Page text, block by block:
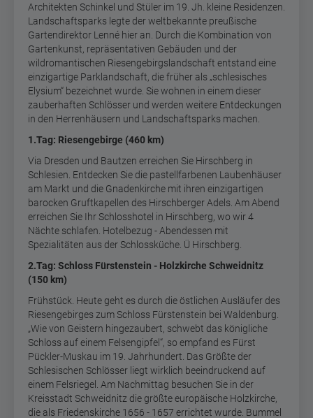
Architekten Schinkel und Stüler im 19. Jh. kleine Residenzen.
Landschaftsparks legte der weltbekannte preußische
Gartendirektor Lenné hier an. Durch die Kombination von
Gartenkunst, repräsentativen Gebäuden und der
wildromantischen Riesengebirgslandschaft entstand eine
einzigartige Parklandschaft, die früher als „schlesisches
Elysium“ bezeichnet wurde. Sie wohnen in einem dieser
zauberhaften Schlösser und werden weitere Entdeckungen
in den Herrenhäusern und Landschaftsparks machen.
1.Tag: Riesengebirge (460 km)
Via Dresden und Bautzen erreichen Sie Hirschberg in
Schlesien. Entdecken Sie die pastellfarbenen Laubenhäuser
am Markt und die Gnadenkirche mit ihren einzigartigen
barocken Gruftkapellen des Hirschberger Adels. Am Abend
erreichen Sie Ihr Schlosshotel in Hirschberg, wo wir 4
Nächte schlafen. Hotelbezug - Abendessen mit
Spezialitäten aus der Schlossküche. Ü Hirschberg.
2.Tag: Schloss Fürstenstein - Holzkirche Schweidnitz
(150 km)
Frühstück. Heute geht es durch die östlichen Ausläufer des
Riesengebirges zum Schloss Fürstenstein bei Waldenburg.
„Wie von Geistern hingezaubert, schwebt das königliche
Schloss auf einem Felsengipfel“, so empfand es Fürst
Pückler-Muskau im 19. Jahrhundert. Das Größte der
Schlesischen Schlösser liegt wirklich beeindruckend auf
einem Felsriegel. Am Nachmittag besuchen Sie in der
Kreisstadt Schweidnitz die größte europäische Holzkirche,
die als Friedenskirche 1656 - 1657 errichtet wurde. Bummel